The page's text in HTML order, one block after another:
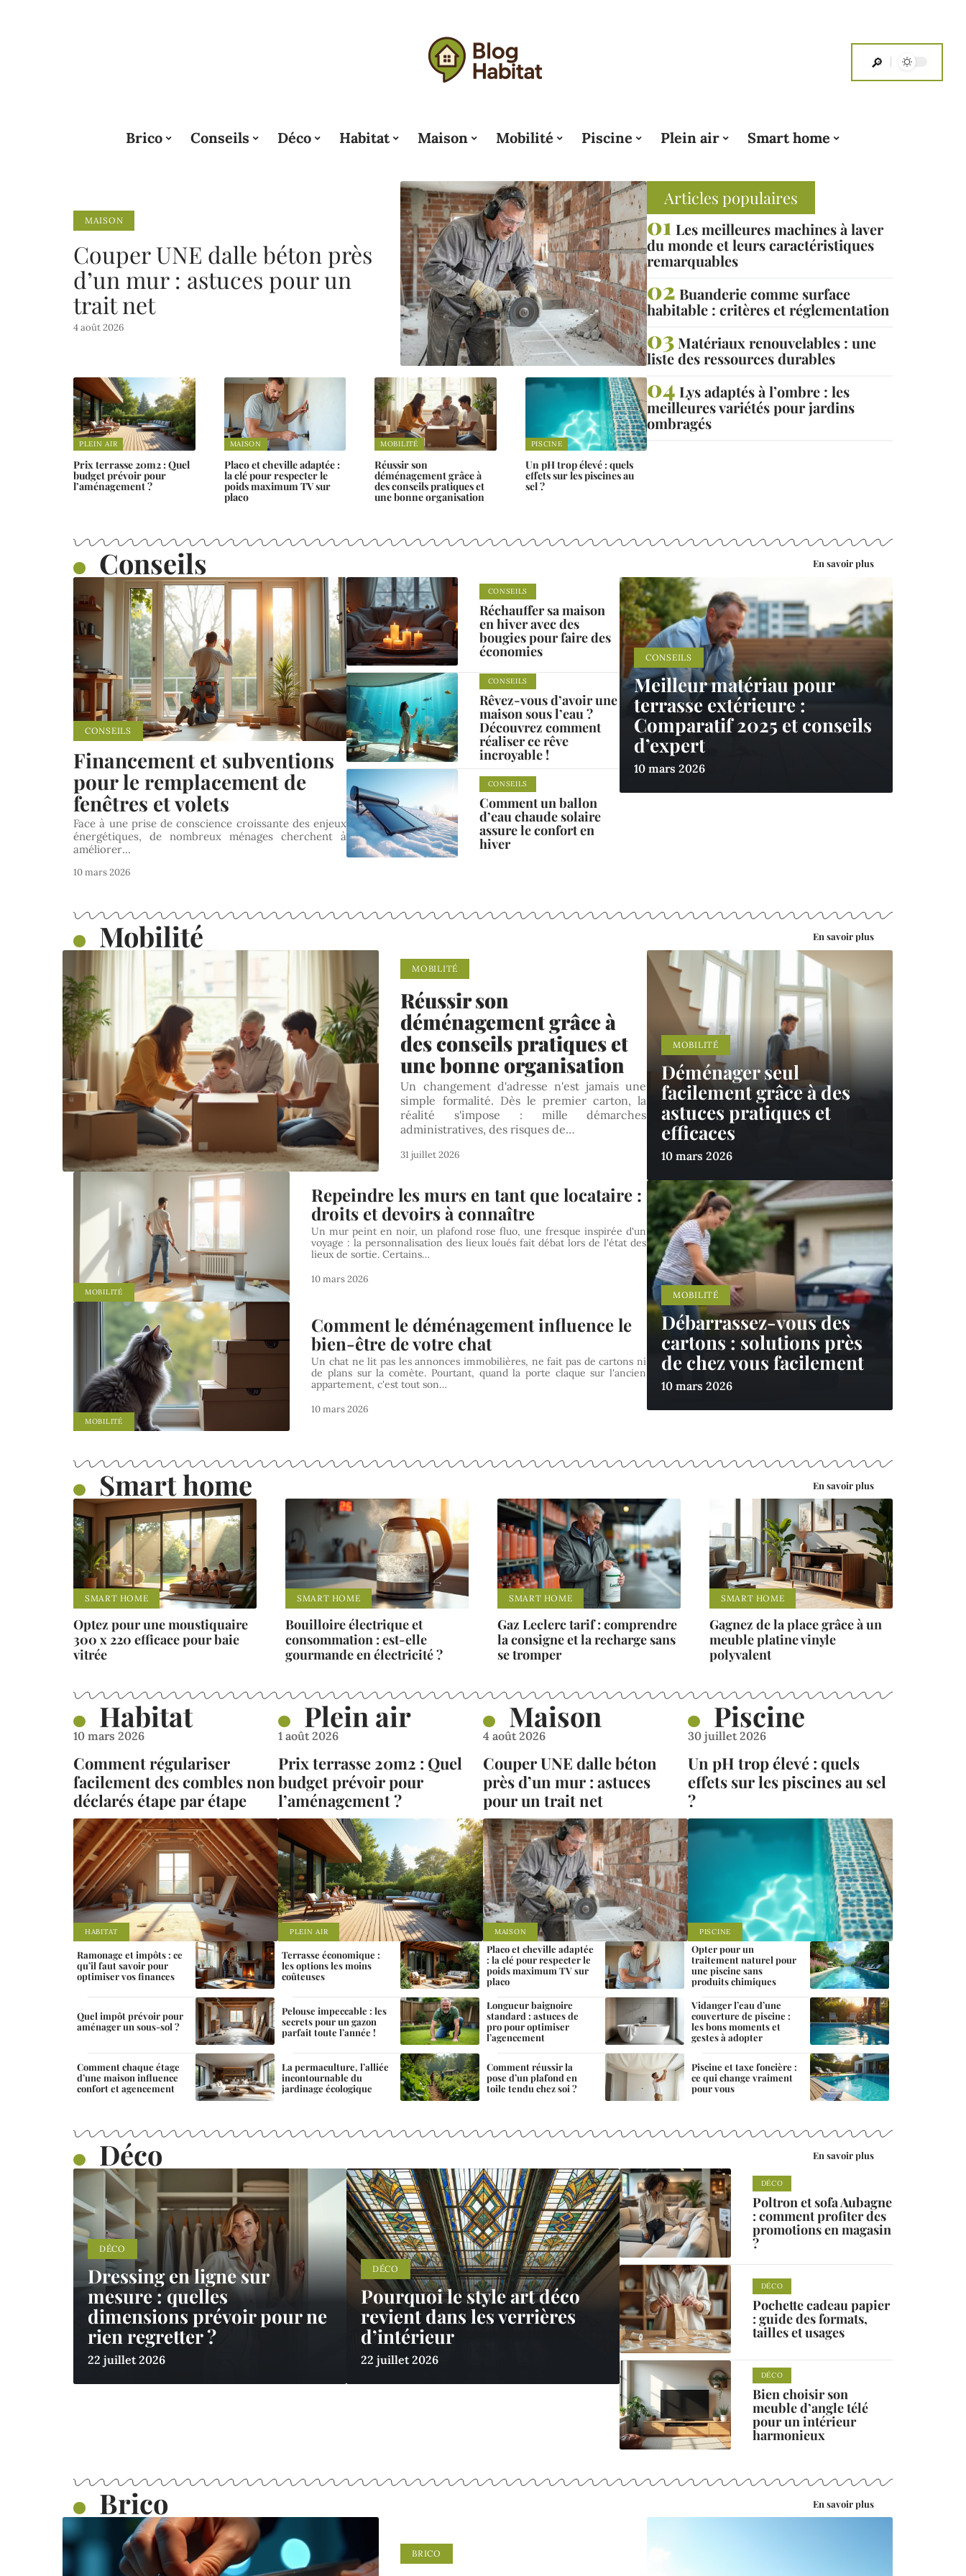
Brico Conseils Déco Habitat Maison Mobilité Piscine Plein air Smart home
MAISON
Couper UNE dalle béton près
d’un mur : astuces pour un
trait net
4 août 2026
PLEIN AIR
Prix terrasse 20m2 : Quel
budget prévoir pour
l’aménagement ?
MAISON
Placo et cheville adaptée :
la clé pour respecter le
poids maximum TV sur
placo
MOBILITÉ
Réussir son
déménagement grâce à
des conseils pratiques et
une bonne organisation
PISCINE
Un pH trop élevé : quels
effets sur les piscines au
sel ?
Articles populaires
Les meilleures machines à laver
du monde et leurs caractéristiques
remarquables
Buanderie comme surface
habitable : critères et réglementation
Matériaux renouvelables : une
liste des ressources durables
Lys adaptés à l’ombre : les
meilleures variétés pour jardins
ombragés
Conseils En savoir plus
CONSEILS
Financement et subventions
pour le remplacement de
fenêtres et volets
Face à une prise de conscience croissante des enjeux
énergétiques, de nombreux ménages cherchent à
améliorer…
10 mars 2026
CONSEILS
Réchauffer sa maison
en hiver avec des
bougies pour faire des
économies
CONSEILS
Rêvez-vous d’avoir une
maison sous l’eau ?
Découvrez comment
réaliser ce rêve
incroyable !
CONSEILS
Comment un ballon
d’eau chaude solaire
assure le confort en
hiver
CONSEILS
Meilleur matériau pour
terrasse extérieure :
Comparatif 2025 et conseils
d’expert
10 mars 2026
Mobilité En savoir plus
MOBILITÉ
Réussir son
déménagement grâce à
des conseils pratiques et
une bonne organisation
Un changement d'adresse n'est jamais une
simple formalité. Dès le premier carton, la
réalité s'impose : mille démarches
administratives, des risques de…
31 juillet 2026
MOBILITÉ
Repeindre les murs en tant que locataire :
droits et devoirs à connaître
Un mur peint en noir, un plafond rose fluo, une fresque inspirée d'un
voyage : la personnalisation des lieux loués fait débat lors de l'état des
lieux de sortie. Certains…
10 mars 2026
MOBILITÉ
Comment le déménagement influence le
bien-être de votre chat
Un chat ne lit pas les annonces immobilières, ne fait pas de cartons ni
de plans sur la comète. Pourtant, quand la porte claque sur l'ancien
appartement, c'est tout son…
10 mars 2026
MOBILITÉ
Déménager seul
facilement grâce à des
astuces pratiques et
efficaces
10 mars 2026
MOBILITÉ
Débarrassez-vous des
cartons : solutions près
de chez vous facilement
10 mars 2026
Smart home En savoir plus
SMART HOME
Optez pour une moustiquaire
300 x 220 efficace pour baie
vitrée
SMART HOME
Bouilloire électrique et
consommation : est-elle
gourmande en électricité ?
SMART HOME
Gaz Leclerc tarif : comprendre
la consigne et la recharge sans
se tromper
SMART HOME
Gagnez de la place grâce à un
meuble platine vinyle
polyvalent
Habitat
10 mars 2026
Comment régulariser
facilement des combles non
déclarés étape par étape
HABITAT
Ramonage et impôts : ce
qu’il faut savoir pour
optimiser vos finances
Quel impôt prévoir pour
aménager un sous-sol ?
Comment chaque étage
d’une maison influence
confort et agencement
Plein air
1 août 2026
Prix terrasse 20m2 : Quel
budget prévoir pour
l’aménagement ?
PLEIN AIR
Terrasse économique :
les options les moins
coûteuses
Pelouse impeccable : les
secrets pour un gazon
parfait toute l’année !
La permaculture, l’alliée
incontournable du
jardinage écologique
Maison
4 août 2026
Couper UNE dalle béton
près d’un mur : astuces
pour un trait net
MAISON
Placo et cheville adaptée
: la clé pour respecter le
poids maximum TV sur
placo
Longueur baignoire
standard : astuces de
pro pour optimiser
l’agencement
Comment réussir la
pose d’un plafond en
toile tendu chez soi ?
Piscine
30 juillet 2026
Un pH trop élevé : quels
effets sur les piscines au sel
?
PISCINE
Opter pour un
traitement naturel pour
une piscine sans
produits chimiques
Vidanger l’eau d’une
couverture de piscine :
les bons moments et
gestes à adopter
Piscine et taxe foncière :
ce qui change vraiment
pour vous
Déco En savoir plus
DÉCO
Dressing en ligne sur
mesure : quelles
dimensions prévoir pour ne
rien regretter ?
22 juillet 2026
DÉCO
Pourquoi le style art déco
revient dans les verrières
d’intérieur
22 juillet 2026
DÉCO
Poltron et sofa Aubagne
: comment profiter des
promotions en magasin
?
DÉCO
Pochette cadeau papier
: guide des formats,
tailles et usages
DÉCO
Bien choisir son
meuble d’angle télé
pour un intérieur
harmonieux
Brico En savoir plus
BRICO